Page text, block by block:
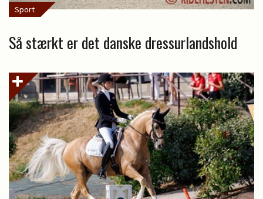
Sport
Så stærkt er det danske dressurlandshold